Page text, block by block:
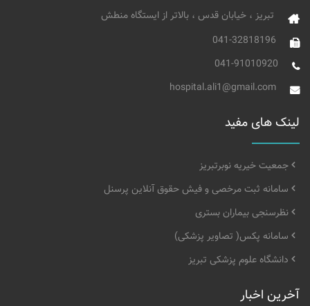
تبریز ، خیابان قدس ، بالاتر از ایستگاه منطش
041-32818196
041-91010920
hospital.ali1@gmail.com
لینک های مفید
جمعیت خیریه نوبرتبریز
سامانه ثبت مرخصی و فیش حقوق آنلاین پرسنل
نظرسنجی بیماران بستری
سامانه پکس( تصاویر پزشکی)
دانشگاه علوم پزشکی تبریز
آخرین اخبار